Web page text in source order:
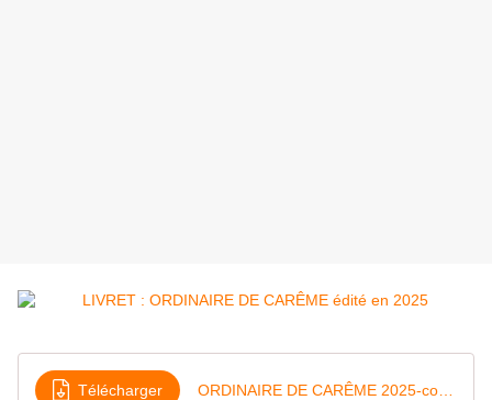
Télécharger